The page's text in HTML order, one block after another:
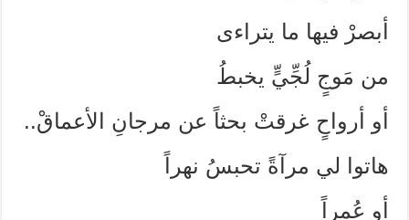
أبصرْ فيها ما يتراءى
من مَوجٍ لُجِّيٍّ يخبطُ
أو أرواحٍ غرقتْ بحثاً عن مرجانِ الأعماقْ..
هاتوا لي مرآةً تحبسُ نهراً
أو عُمراً